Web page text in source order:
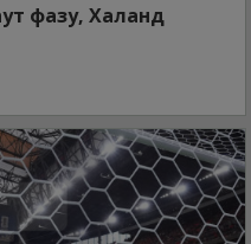
фазу, Халанд